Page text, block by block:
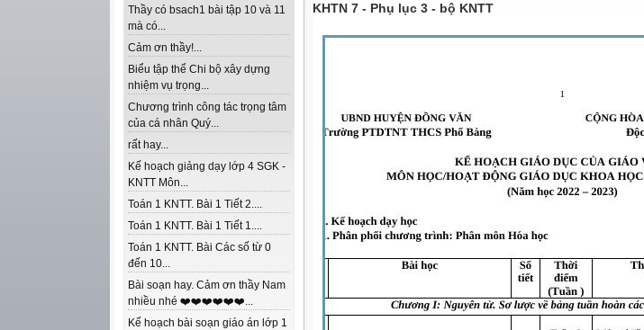
Thầy có bsach1 bài tập 10 và 11
mà có...
Cảm ơn thầy!...
Biểu tập thể Chi bộ xây dựng
nhiệm vụ trọng...
Chương trình công tác trọng tâm
của cá nhân Quý...
rất hay...
Kế hoạch giảng dạy lớp 4 SGK -
KNTT Môn...
Toán 1 KNTT. Bài 1 Tiết 2....
Toán 1 KNTT. Bài 1 Tiết 1....
Toán 1 KNTT. Bài Các số từ 0
đến 10...
Bài soạn hay. Cảm ơn thầy Nam
nhiều nhé ❤️❤️❤️❤️❤️❤️...
Kế hoạch bài soạn giáo án lớp 1
KHTN 7 - Phụ lục 3 - bộ KNTT